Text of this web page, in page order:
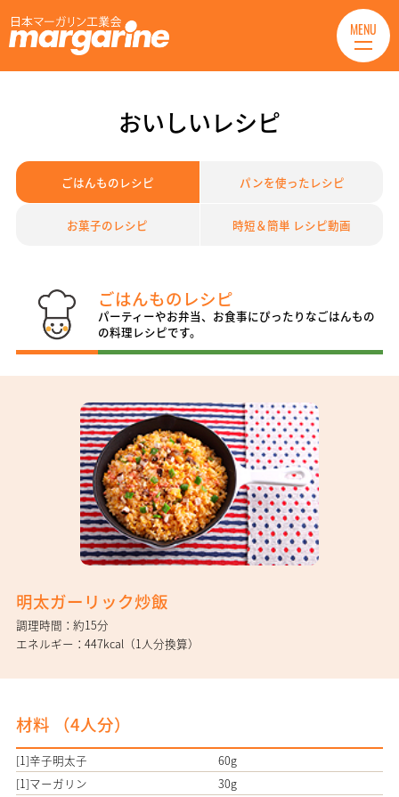
MENU
おいしいレシピ
ごはんものレシピ パンを使ったレシピ
お菓子のレシピ 時短＆簡単 レシピ動画
ごはんものレシピ
パーティーやお弁当、お食事にぴったりなごはんもの
の料理レシピです。
明太ガーリック炒飯
調理時間
約15分
エネルギー
447kcal（1人分換算）
材料 （4人分）
[1]辛子明太子
60g
[1]マーガリン
30g